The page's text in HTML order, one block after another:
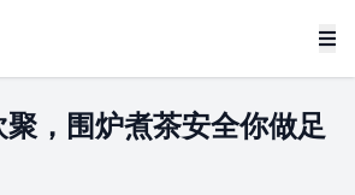
，围炉煮茶安全你做足